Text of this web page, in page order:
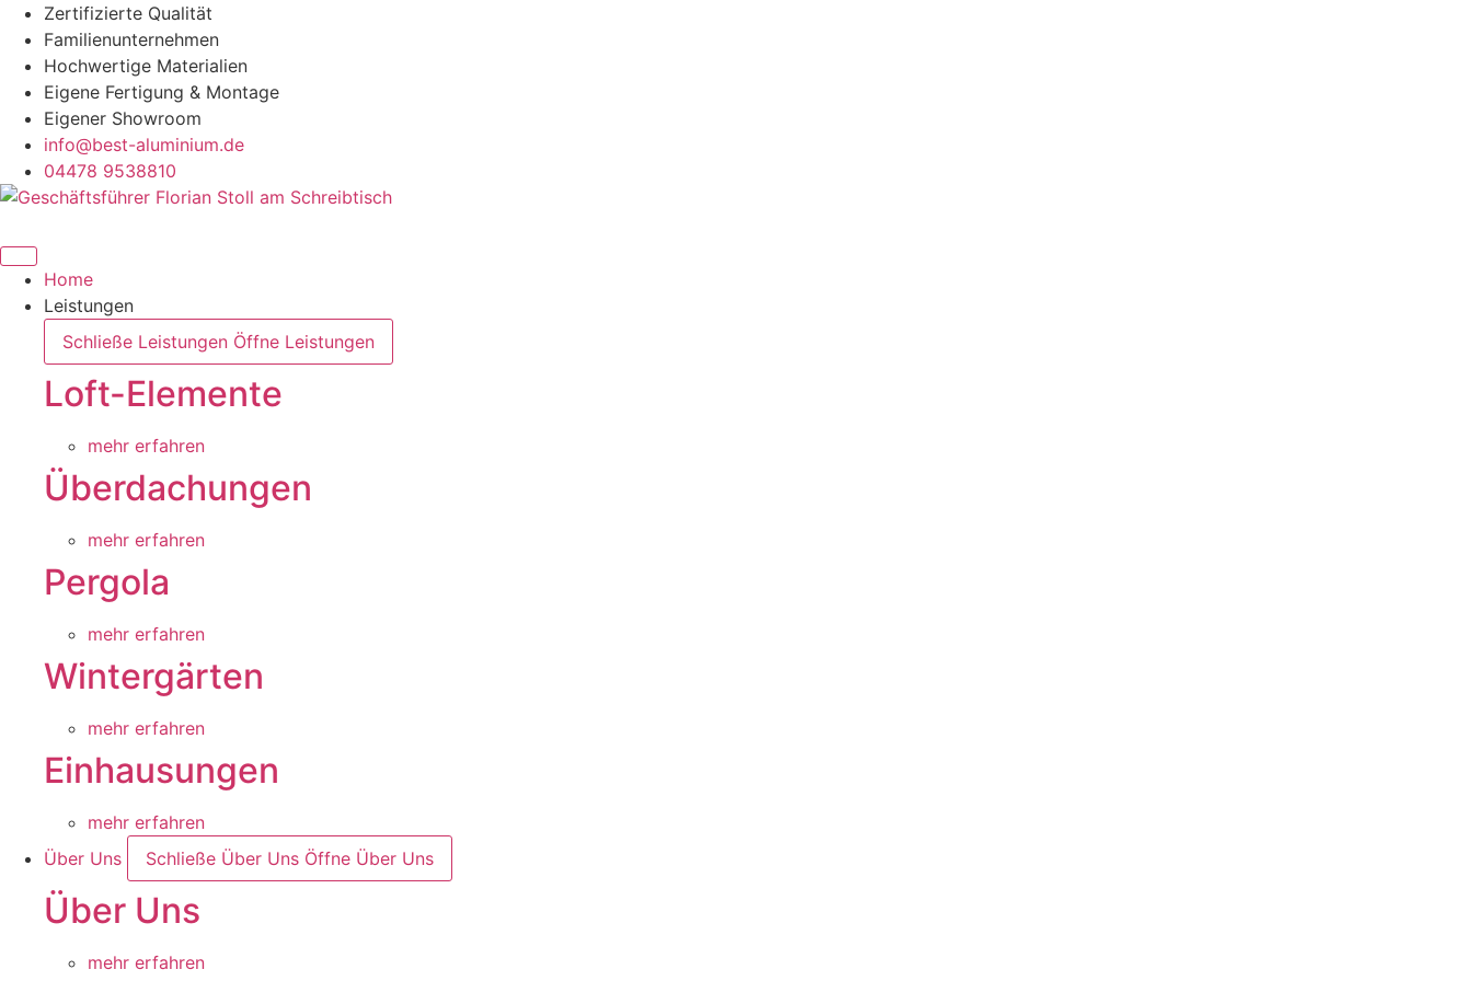
Zum
Inhalt
springen
Zertifizierte Qualität
Familienunternehmen
Hochwertige Materialien
Eigene Fertigung & Montage
Eigener Showroom
info@best-aluminium.de
04478 9538810
Home
Leistungen
Schließe Leistungen Öffne Leistungen
Loft-Elemente
mehr erfahren
Überdachungen
mehr erfahren
Pergola
mehr erfahren
Wintergärten
mehr erfahren
Einhausungen
mehr erfahren
Über Uns
Schließe Über Uns Öffne Über Uns
Über Uns
mehr erfahren